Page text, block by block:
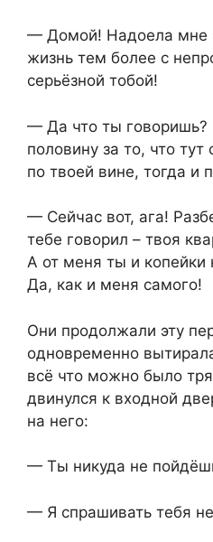
— Домой! Надоела мне
жизнь тем более с
серьёзной тобой!
— Да что ты говоришь?
половину за то, что
по твоей вине, тогда и
— Сейчас вот, ага!
тебе говорил – твоя
А от меня ты и
Да, как и меня самого!
Они продолжали эту
одновременно
всё что можно было
двинулся к входной
на него:
— Ты никуда не
— Я спрашивать тебя